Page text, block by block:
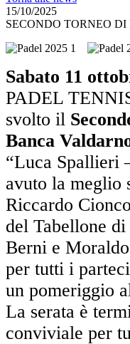
15/10/2025
SECONDO TORNEO
Sabato 11
PADEL
svolto il
Banca
“Luca Spallieri
avuto la meglio
Riccardo
del Tabellone
Berni e
per tutti i
un pomeriggio
La serata è
conviviale per